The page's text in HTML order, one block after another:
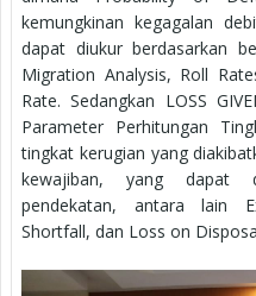
kemungkinan kegagalan
dapat diukur berdasarkan
Migration Analysis, Roll
Rate. Sedangkan LOSS
Parameter Perhitungan
tingkat kerugian yang
kewajiban, yang dapat
pendekatan, antara lain
Shortfall, dan Loss on